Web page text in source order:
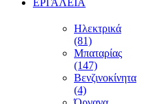
ΕΡΓΑΛΕΙΑ
Ηλεκτρικά
(81)
Μπαταρίας
(147)
Βενζινοκίνητα
(4)